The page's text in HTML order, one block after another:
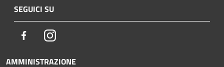
SEGUICI SU
FacebookInstagram
AMMINISTRAZIONE